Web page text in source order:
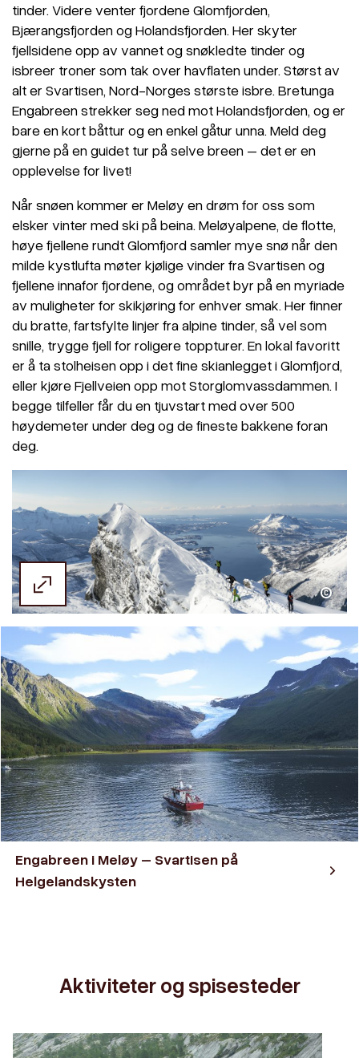
tinder. Videre venter fjordene Glomfjorden,
Bjærangsfjorden og Holandsfjorden. Her skyter
fjellsidene opp av vannet og snøkledte tinder og
isbreer troner som tak over havflaten under. Størst av
alt er Svartisen, Nord-Norges største isbre. Bretunga
Engabreen strekker seg ned mot Holandsfjorden, og er
bare en kort båttur og en enkel gåtur unna. Meld deg
gjerne på en guidet tur på selve breen – det er en
opplevelse for livet!
Når snøen kommer er Meløy en drøm for oss som
elsker vinter med ski på beina. Meløyalpene, de flotte,
høye fjellene rundt Glomfjord samler mye snø når den
milde kystlufta møter kjølige vinder fra Svartisen og
fjellene innafor fjordene, og området byr på en myriade
av muligheter for skikjøring for enhver smak. Her finner
du bratte, fartsfylte linjer fra alpine tinder, så vel som
snille, trygge fjell for roligere toppturer. En lokal favoritt
er å ta stolheisen opp i det fine skianlegget i Glomfjord,
eller kjøre Fjellveien opp mot Storglomvassdammen. I
begge tilfeller får du en tjuvstart med over 500
høydemeter under deg og de fineste bakkene foran
deg.
Simon Fosseim / Visit Helgeland
Engabreen i Meløy – Svartisen på
Helgelandskysten
Aktiviteter og spisesteder